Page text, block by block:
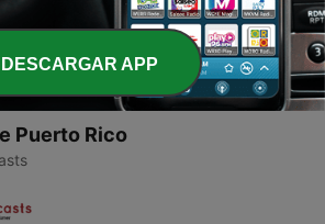
Puerto Rico
DESCARGAR APP